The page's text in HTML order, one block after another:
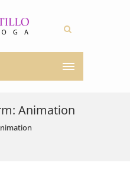
Animation